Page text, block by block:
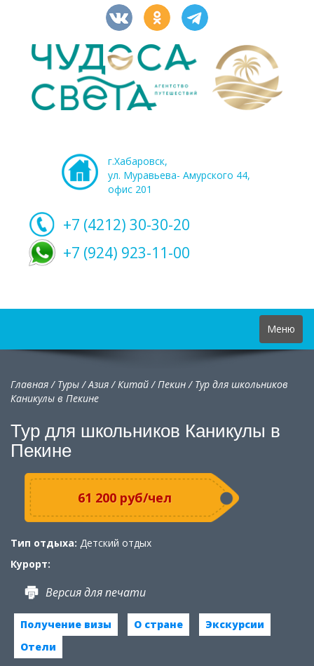
г.Хабаровск,
ул. Муравьева- Амурского 44,
офис 201
+7 (4212) 30-30-20
+7 (924) 923-11-00
Toggle
navigation
Меню
Главная/ Туры/Азия/Китай/Пекин / Тур для школьников
Каникулы в Пекине
Тур для школьников Каникулы в
Пекине
61 200 руб/чел
Тип отдыха: Детский отдых
Курорт:
Версия для печати
Получение визы О стране
Экскурсии
Отели